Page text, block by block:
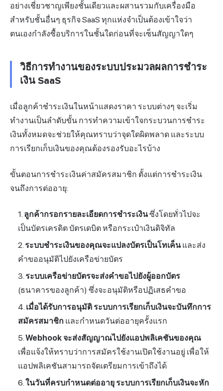
อย่างเชี่ยวชาญเพียงชั้นเดียวและผสานรวมกับเครื่องมือ
สำหรับชั้นอื่นๆ ธุรกิจ SaaS ทุกแห่งจำเป็นต้องเข้าใจว่า
ตนเองกำลังซื้อบริการในชั้นใดก่อนที่จะเซ็นสัญญาใดๆ
วิธีการทำงานของระบบประมวลผลการชำระ
เงิน SaaS
เมื่อลูกค้าชำระเงินในหน้าแสดงราคา ระบบต่างๆ จะเริ่ม
ทำงานเป็นลำดับขั้น การทำความเข้าใจกระบวนการชำระ
เงินทั้งหมดจะช่วยให้คุณทราบว่าจุดใดผิดพลาด และระบบ
การเรียกเก็บเงินของคุณต้องรองรับอะไรบ้าง
ขั้นตอนการชำระเงินค่าสมัครสมาชิก ตั้งแต่การชำระเงิน
จนถึงการต่ออายุ:
ลูกค้ากรอกรายละเอียดการชำระเงินซึ่งโดยทั่วไปจะ
เป็นบัตรเครดิต บัตรเดบิต หรือกระเป๋าเงินดิจิทัล
ระบบชำระเงินของคุณจะแปลงบัตรเป็นโทเค็นและส่ง
คำขออนุมัติไปยังเครือข่ายบัตร
ระบบเครือข่ายบัตรจะส่งคำขอไปยังผู้ออกบัตร
(ธนาคารของลูกค้า) ซึ่งจะอนุมัติหรือปฏิเสธคำขอ
เมื่อได้รับการอนุมัติ ระบบการเรียกเก็บเงินจะบันทึกการ
สมัครสมาชิก และกำหนดวันต่ออายุครั้งแรก
Webhook จะส่งสัญญาณไปยังแอปพลิเคชันของคุณ
เพื่อแจ้งให้ทราบว่าการสมัครใช้งานเปิดใช้งานอยู่ เพื่อให้
แอปพลิเคชันสามารถจัดเตรียมการเข้าถึงได้
ในวันที่ครบกำหนดต่ออายุ ระบบการเรียกเก็บเงินจะหัก